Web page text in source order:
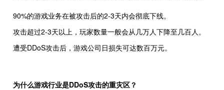
90%的游戏业务在被攻击后的2-3天内会彻底下线。
攻击超过2-3天以上，玩家数量一般会从几万人下降至几百人。
遭受DDoS攻击后，游戏公司日损失可达数百万元。
为什么游戏行业是DDoS攻击的重灾区？